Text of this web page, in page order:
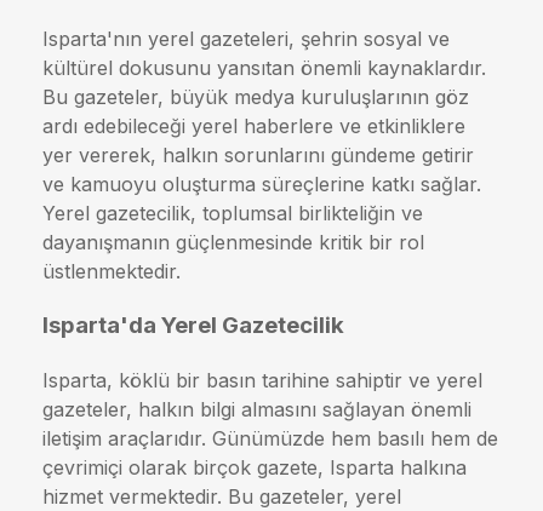
Isparta'nın yerel gazeteleri, şehrin sosyal ve
kültürel dokusunu yansıtan önemli kaynaklardır.
Bu gazeteler, büyük medya kuruluşlarının göz
ardı edebileceği yerel haberlere ve etkinliklere
yer vererek, halkın sorunlarını gündeme getirir
ve kamuoyu oluşturma süreçlerine katkı sağlar.
Yerel gazetecilik, toplumsal birlikteliğin ve
dayanışmanın güçlenmesinde kritik bir rol
üstlenmektedir.
Isparta'da Yerel Gazetecilik
Isparta, köklü bir basın tarihine sahiptir ve yerel
gazeteler, halkın bilgi almasını sağlayan önemli
iletişim araçlarıdır. Günümüzde hem basılı hem de
çevrimiçi olarak birçok gazete, Isparta halkına
hizmet vermektedir. Bu gazeteler, yerel